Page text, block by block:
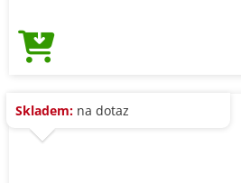
Skladem: na dotaz